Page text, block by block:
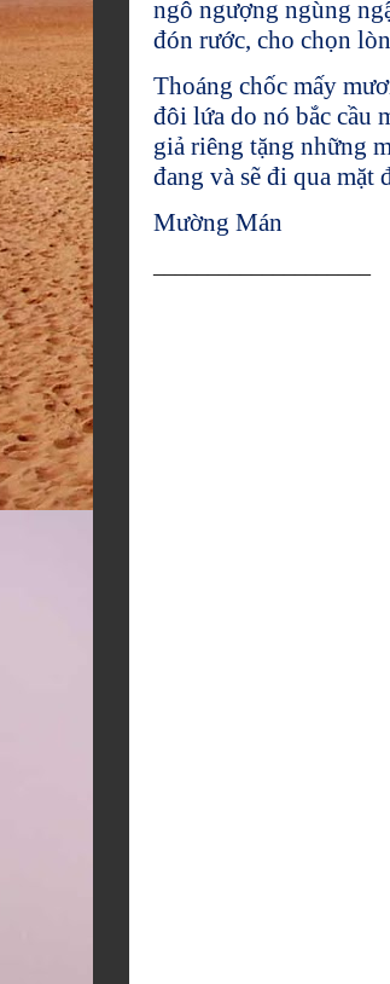
ngô ngượng ngùng
đón rước, cho chọn
Thoáng chốc mấy
đôi lứa do nó bắc cầu
giả riêng tặng những
đang và sẽ đi qua mặt
Mường Mán